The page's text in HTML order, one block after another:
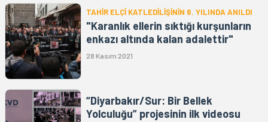
TAHİR ELÇİ KATLEDİLİŞİNİN 6. YILINDA ANILDI
"Karanlık ellerin sıktığı kurşunların
enkazı altında kalan adalettir"
28 Kasım 2021
“Diyarbakır/Sur: Bir Bellek
Yolculuğu” projesinin ilk videosu